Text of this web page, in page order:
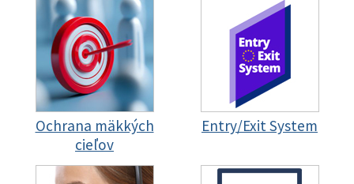
Ochrana mäkkých
cieľov
Entry/Exit System